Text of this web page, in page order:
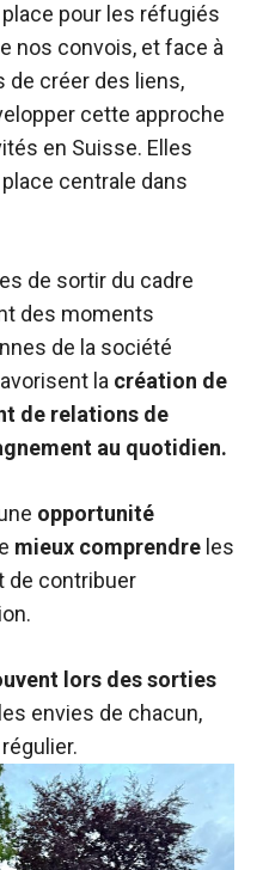
pour les réfugiés
nos convois, et face à
de créer des liens,
cette approche
en Suisse. Elles
centrale dans
de sortir du cadre
des moments
de la société
la création de
de relations de
au quotidien.
opportunité
mieux comprendre les
de contribuer
lors des sorties
envies de chacun,